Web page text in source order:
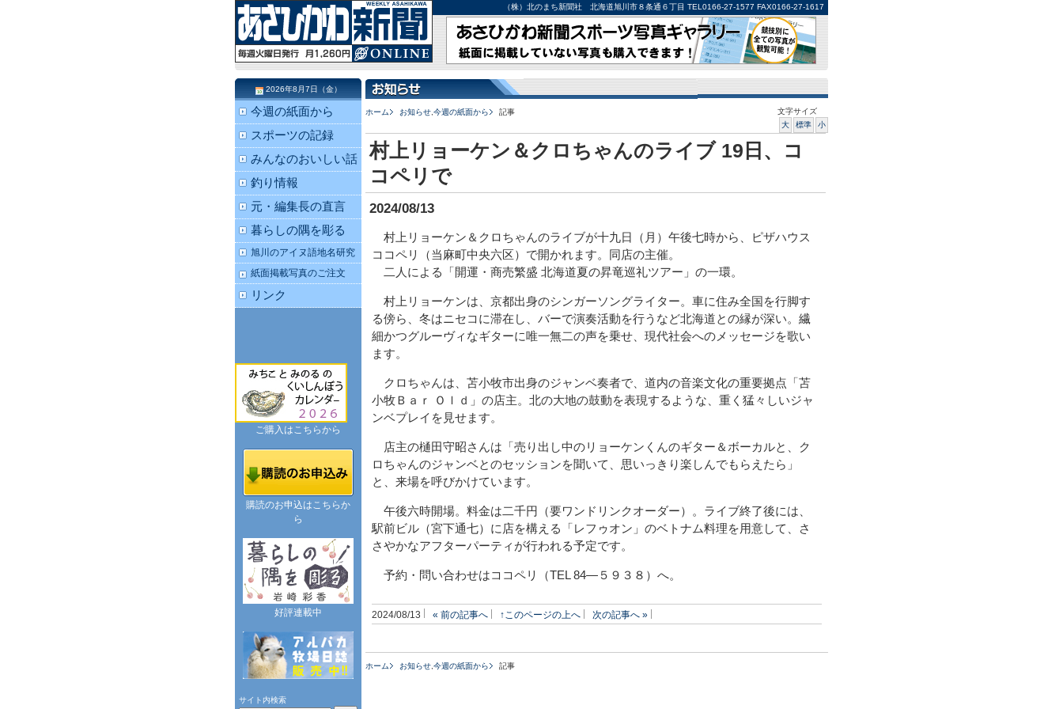
（株）北のまち新聞社 北海道旭川市８条通６丁目 TEL0166-27-1577 FAX0166-27-1617
ホーム お知らせ 今週の紙面から 記事
文字サイズ
大
標準 小
村上リョーケン＆クロちゃんのライブ 19日、コ
コペリで
2024/08/13
村上リョーケン＆クロちゃんのライブが十九日（月）午後七時から、ピザハウス
ココペリ（当麻町中央六区）で開かれます。同店の主催。
二人による「開運・商売繁盛 北海道夏の昇竜巡礼ツアー」の一環。
村上リョーケンは、京都出身のシンガーソングライター。車に住み全国を行脚す
る傍ら、冬はニセコに滞在し、バーで演奏活動を行うなど北海道との縁が深い。繊
細かつグルーヴィなギターに唯一無二の声を乗せ、現代社会へのメッセージを歌い
ます。
クロちゃんは、苫小牧市出身のジャンベ奏者で、道内の音楽文化の重要拠点「苫
小牧Ｂａｒ Ｏｌｄ」の店主。北の大地の鼓動を表現するような、重く猛々しいジャ
ンベプレイを見せます。
店主の樋田守昭さんは「売り出し中のリョーケンくんのギター＆ボーカルと、ク
ロちゃんのジャンベとのセッションを聞いて、思いっきり楽しんでもらえたら」
と、来場を呼びかけています。
午後六時開場。料金は二千円（要ワンドリンクオーダー）。ライブ終了後には、
駅前ビル（宮下通七）に店を構える「レフゥオン」のベトナム料理を用意して、さ
さやかなアフターパーティが行われる予定です。
予約・問い合わせはココペリ（TEL 84―５９３８）へ。
2024/08/13 « 前の記事へ ↑このページの上へ 次の記事へ »
ホーム お知らせ 今週の紙面から 記事
2026年8月7日（金）
今週の紙面から
スポーツの記録
みんなのおいしい話
釣り情報
元・編集長の直言
暮らしの隅を彫る
旭川のアイヌ語地名研究
紙面掲載写真のご注文
リンク
ご購入はこちらから
購読のお申込はこちらか
ら
好評連載中
サイト内検索